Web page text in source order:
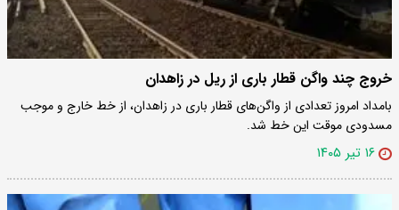
خروج چند واگن قطار باری از ریل در زاهدان
بامداد امروز تعدادی از واگن‌های قطار باری در زاهدان، از خط خارج و موجب
مسدودی موقت این خط شد.
۱۶ تیر ۱۴۰۵